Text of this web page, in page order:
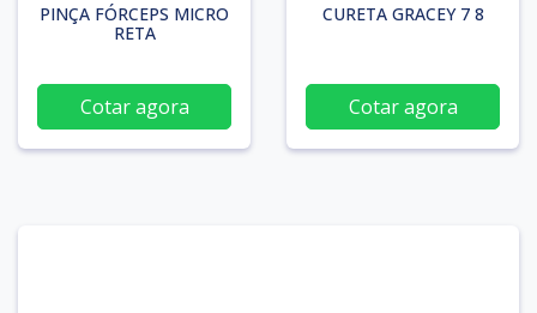
PINÇA FÓRCEPS MICRO
RETA
Cotar agora
CURETA GRACEY 7 8
Cotar agora